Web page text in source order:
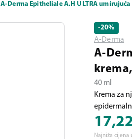
A-Derma Epitheliale A.H ULTRA
-20%
A-Derma
A-
40 ml
Krema za
Najniža cijena